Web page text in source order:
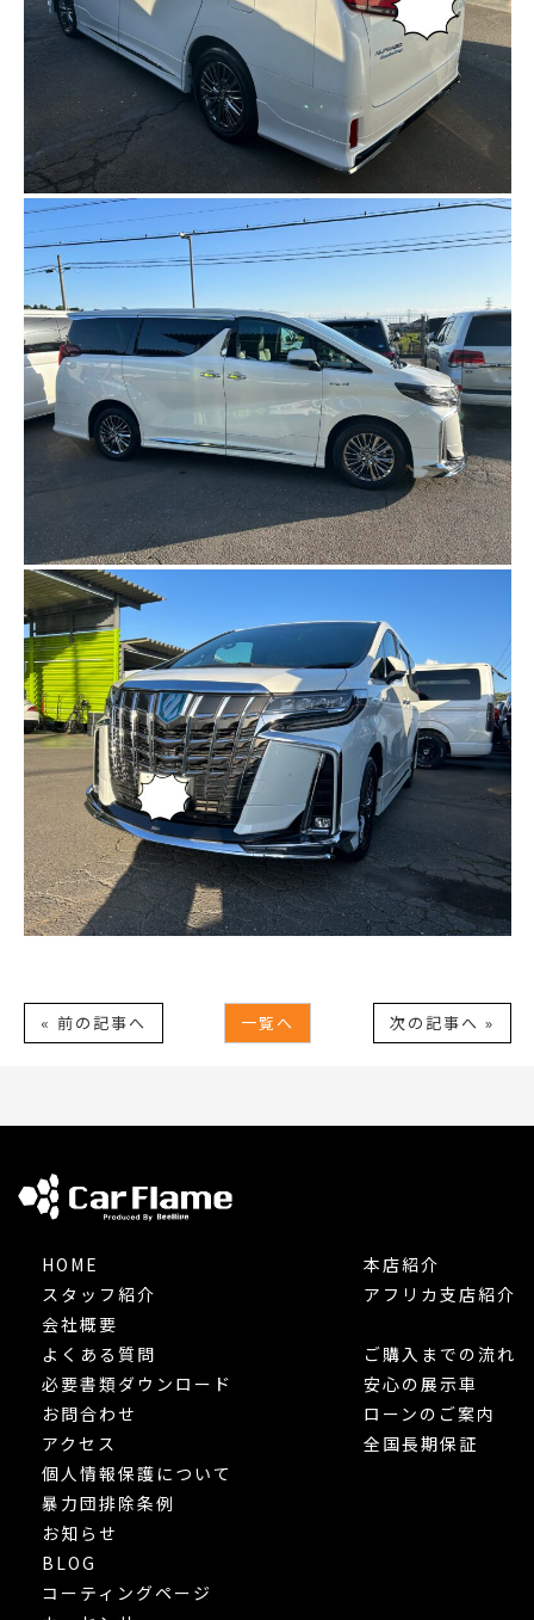
« 前の記事へ 一覧へ 次の記事へ »
HOME
スタッフ紹介
会社概要
本店紹介
アフリカ支店紹介
よくある質問
必要書類ダウンロード
お問合わせ
アクセス
個人情報保護について
暴力団排除条例
お知らせ
BLOG
ご購入までの流れ
安心の展示車
ローンのご案内
全国長期保証
コーティングページ